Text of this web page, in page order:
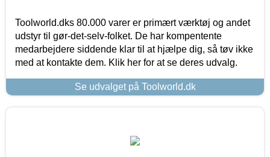
Toolworld.dks 80.000 varer er primært værktøj og andet
udstyr til gør-det-selv-folket. De har kompentente
medarbejdere siddende klar til at hjælpe dig, så tøv ikke
med at kontakte dem. Klik her for at se deres udvalg.
Se udvalget på Toolworld.dk